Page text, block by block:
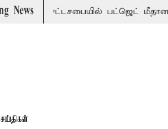
News
சட்டசபையில் பட்ஜெட் மீதான